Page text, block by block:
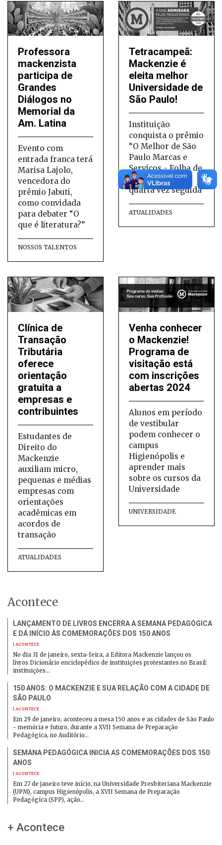
Professora
mackenzista
participa de
Grandes
Diálogos no
Memorial da
Am. Latina
Evento com
entrada franca terá
Marisa Lajolo,
vencedora do
prêmio Jabuti,
como convidada
para debater “O
que é literatura?”
NOSSOS TALENTOS
Tetracampeã:
Mackenzie é
eleita melhor
Universidade de
São Paulo!
Instituição
conquista o prêmio
“O Melhor de São
Paulo Marcas e
Serviços - Folha de
S.Paulo” pela
quarta vez seguida
ATUALIDADES
Clínica de
Transação
Tributária
oferece
orientação
gratuita a
empresas e
contribuintes
Estudantes de
Direito do
Mackenzie
auxiliam micro,
pequenas e médias
empresas com
orientações
acadêmicas em
acordos de
transação
ATUALIDADES
Venha conhecer
o Mackenzie!
Programa de
visitação está
com inscrições
abertas 2024
Alunos em período
de vestibular
podem conhecer o
campus
Higienópolis e
aprender mais
sobre os cursos da
Universidade
UNIVERSIDADE
Acontece
LANÇAMENTO DE LIVROS ENCERRA A SEMANA PEDAGÓGICA
E DÁ INÍCIO ÀS COMEMORAÇÕES DOS 150 ANOS
| ACONTECE
No dia 31 de janeiro, sexta-feira, a Editora Mackenzie lançou os
livros Dicionário enciclopédico de instituições protestantes no Brasil:
instituições…
150 ANOS: O MACKENZIE E SUA RELAÇÃO COM A CIDADE DE
SÃO PAULO
| ACONTECE
Em 29 de janeiro, aconteceu a mesa 150 anos e as cidades de São Paulo
- memória e futuro, durante a XVII Semana de Preparação
Pedagógica, no Auditório…
SEMANA PEDAGÓGICA INICIA AS COMEMORAÇÕES DOS 150
ANOS
| ACONTECE
Em 27 de janeiro teve início, na Universidade Presbiteriana Mackenzie
(UPM), campus Higienópolis, a XVII Semana de Preparação
Pedagógica (SPP), ação…
+ Acontece